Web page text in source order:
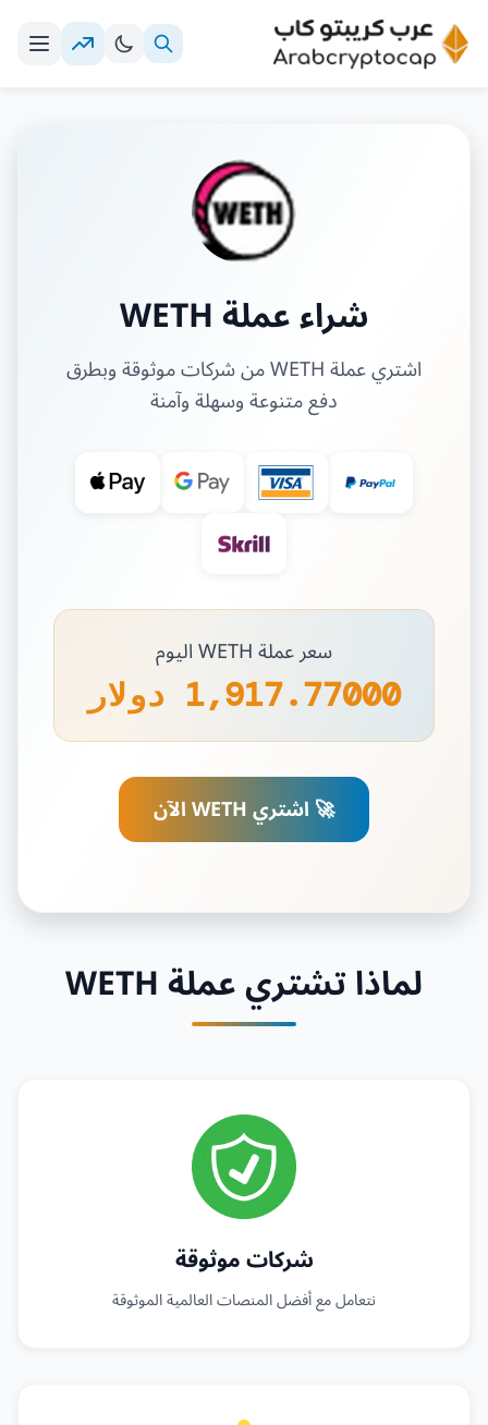
شراء عملة WETH
اشتري عملة WETH من شركات موثوقة وبطرق
دفع متنوعة وسهلة وآمنة
سعر عملة WETH اليوم
1,917.77000 دولار
🚀 اشتري WETH الآن
لماذا تشتري عملة WETH
شركات موثوقة
نتعامل مع أفضل المنصات العالمية الموثوقة